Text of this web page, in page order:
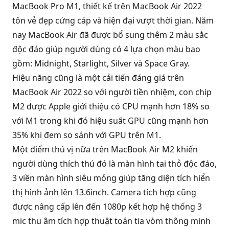
MacBook Pro M1, thiết kế trên MacBook Air 2022
tôn vẻ đẹp cứng cáp và hiện đại vượt thời gian. Năm
nay MacBook Air đã được bổ sung thêm 2 màu sắc
độc đáo giúp người dùng có 4 lựa chọn màu bao
gồm: Midnight, Starlight, Silver và Space Gray.
Hiệu năng cũng là một cải tiến đáng giá trên
MacBook Air 2022 so với người tiền nhiệm, con chip
M2 được Apple giới thiệu có CPU mạnh hơn 18% so
với M1 trong khi đó hiệu suất GPU cũng mạnh hơn
35% khi đem so sánh với GPU trên M1.
Một điểm thú vị nữa trên MacBook Air M2 khiến
người dùng thích thú đó là màn hình tai thỏ độc đáo,
3 viền màn hình siêu mỏng giúp tăng diện tích hiển
thị hình ảnh lên 13.6inch. Camera tích hợp cũng
được nâng cấp lên đến 1080p kết hợp hệ thống 3
mic thu âm tích hợp thuật toán tia vòm thông minh